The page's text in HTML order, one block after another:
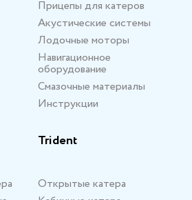
Прицепы для катеров
Акустические системы
Лодочные моторы
Навигационное
оборудование
Смазочные материалы
Инструкции
Trident
Открытые катера